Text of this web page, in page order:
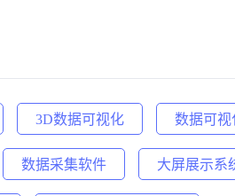
3D数据可视化 数据可
数据采集软件 大屏展示系